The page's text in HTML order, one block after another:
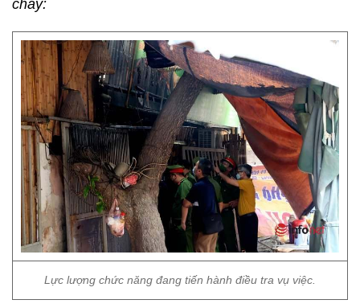
cháy:
Lực lượng chức năng đang tiến hành điều tra vụ việc.